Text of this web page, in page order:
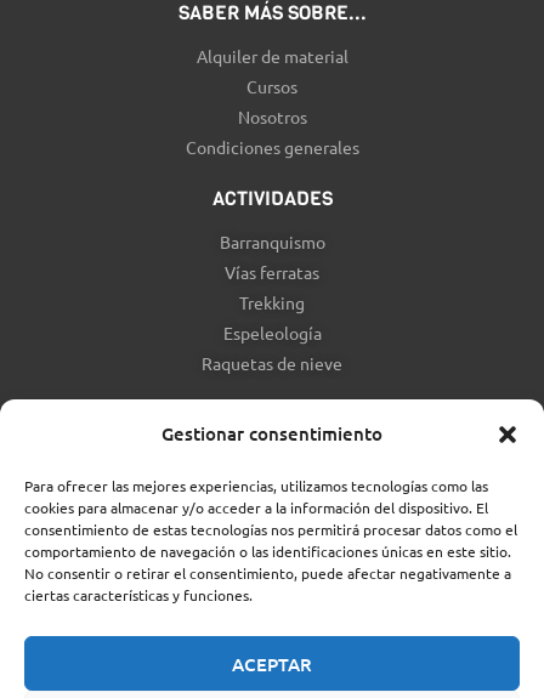
Gestionar consentimiento
Para ofrecer las mejores experiencias, utilizamos tecnologías como las
cookies para almacenar y/o acceder a la información del dispositivo. El
consentimiento de estas tecnologías nos permitirá procesar datos como el
comportamiento de navegación o las identificaciones únicas en este sitio.
No consentir o retirar el consentimiento, puede afectar negativamente a
ciertas características y funciones.
ACEPTAR
SABER MÁS SOBRE...
Alquiler de material
Cursos
Nosotros
Condiciones generales
ACTIVIDADES
Barranquismo
Vías ferratas
Trekking
Espeleología
Raquetas de nieve